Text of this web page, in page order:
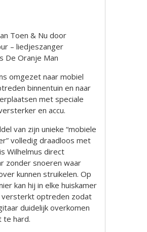
Toen & Nu door
– liedjeszanger
De Oranje Man
omgezet naar mobiel
binnentuin en naar
met speciale
en accu.
van zijn unieke “mobiele
volledig draadloos met
Wilhelmus direct
zonder snoeren waar
kunnen struikelen. Op
kan hij in elke huiskamer
versterkt optreden zodat
duidelijk overkomen
te hard.